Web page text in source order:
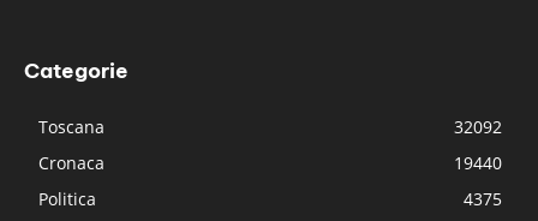
Categorie
Toscana
32092
Cronaca
19440
Politica
4375